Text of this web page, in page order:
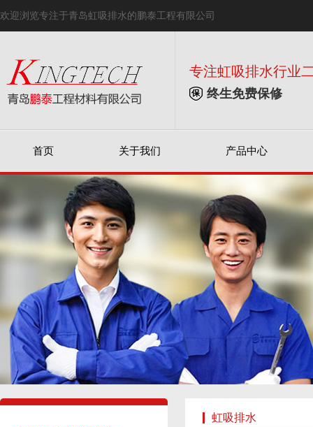
欢迎浏览专注于青岛虹吸排水的鹏泰工程有限公司
专注虹吸排水行业
终生免费保修
首页 关于我们 产品中心
虹吸排水